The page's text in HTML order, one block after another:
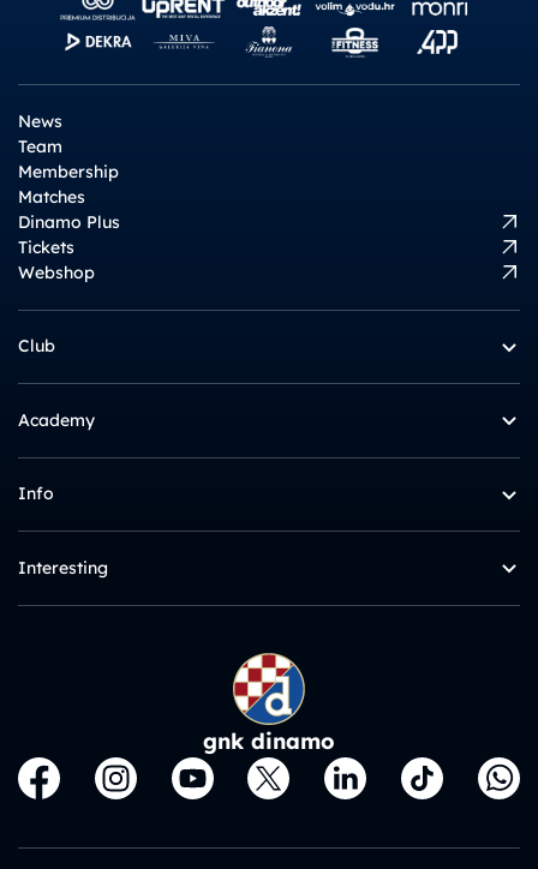
News
Team
Membership
Matches
Dinamo Plus
Tickets
Webshop
Club
Academy
Info
Interesting
gnk dinamo